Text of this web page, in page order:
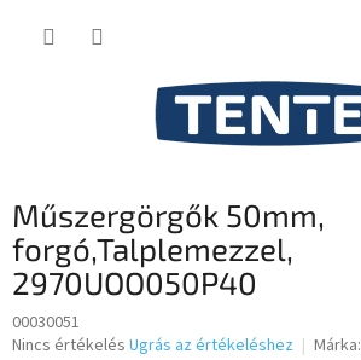
Műszergörgők 50mm,
forgó,Talplemezzel,
2970UOO050P40
00030051
A
Nincs értékelés Ugrás az értékeléshez Márka: